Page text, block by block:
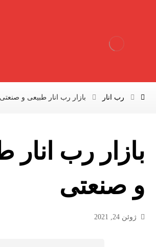
رب انار بازار رب انار طبیعی و صنعتی
بازار رب انار
و صنعتی
ژوئن 24, 2021